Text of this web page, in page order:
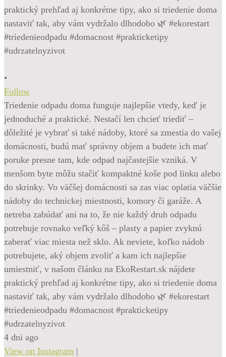
•
Follow
Triedenie odpadu doma funguje najlepšie vtedy, keď je
jednoduché a praktické. Nestačí len chcieť triediť –
dôležité je vybrať si také nádoby, ktoré sa zmestia do vašej
domácnosti, budú mať správny objem a budete ich mať
poruke presne tam, kde odpad najčastejšie vzniká. V
menšom byte môžu stačiť kompaktné koše pod linku alebo
do skrinky. Vo väčšej domácnosti sa zas viac oplatia väčšie
nádoby do technickej miestnosti, komory či garáže. A
netreba zabúdať ani na to, že nie každý druh odpadu
potrebuje rovnako veľký kôš – plasty a papier zvyknú
zaberať viac miesta než sklo. Ak neviete, koľko nádob
potrebujete, aký objem zvoliť a kam ich najlepšie
umiestniť, v našom článku na EkoRestart.sk nájdete
praktický prehľad aj konkrétne tipy, ako si triedenie doma
nastaviť tak, aby vám vydržalo dlhodobo 🌿 #ekorestart
#triedenieodpadu #domacnost #prakticketipy
#udrzatelnyzivot
4 dni ago
View on Instagram |